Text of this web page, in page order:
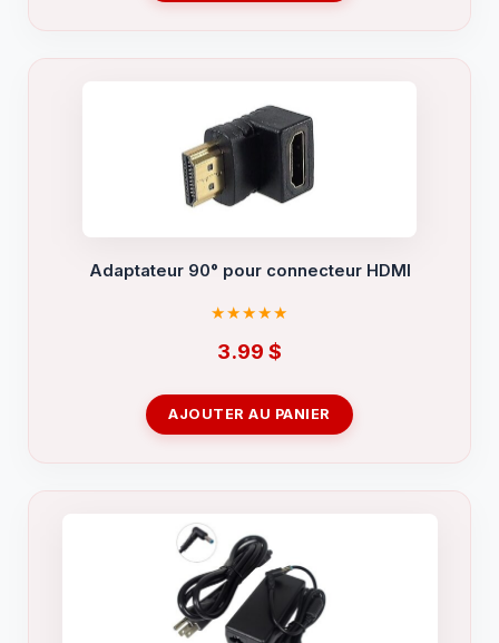
Adaptateur 90° pour connecteur HDMI
3.99 $
AJOUTER AU PANIER